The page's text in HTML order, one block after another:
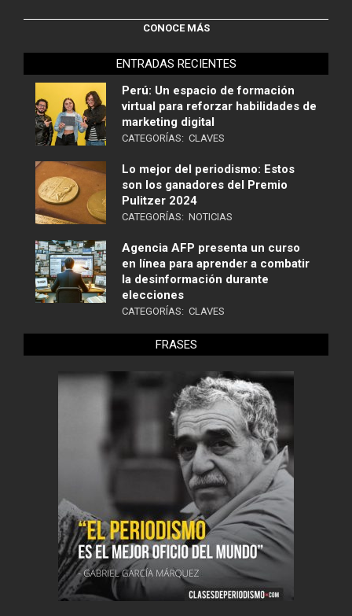
CONOCE MÁS
ENTRADAS RECIENTES
Perú: Un espacio de formación
virtual para reforzar habilidades de
marketing digital
CATEGORÍAS: CLAVES
Lo mejor del periodismo: Estos
son los ganadores del Premio
Pulitzer 2024
CATEGORÍAS: NOTICIAS
Agencia AFP presenta un curso
en línea para aprender a combatir
la desinformación durante
elecciones
CATEGORÍAS: CLAVES
FRASES